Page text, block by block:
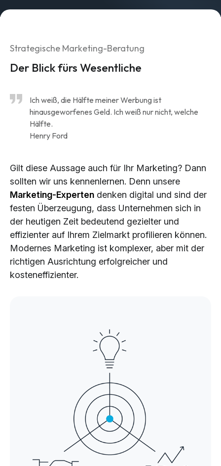
Marketing
Search-Marketing (SEO/GEO)
Online Werbung (SEA/SMA)
Social Media Marketing (SMM)
Applications
Web-Applikationen
CMS - Content Management System
Cloud Services
KI-Lösungen
Strategische Marketing-Beratung
Der Blick fürs Wesentliche
Ich weiß, die Hälfte meiner Werbung ist
hinausgeworfenes Geld. Ich weiß nur nicht, welche
Hälfte.
Henry Ford
Gilt diese Aussage auch für Ihr Marketing? Dann
sollten wir uns kennenlernen. Denn unsere
Marketing-Experten denken digital und sind der
festen Überzeugung, dass Unternehmen sich in
der heutigen Zeit bedeutend gezielter und
effizienter auf Ihrem Zielmarkt profilieren können.
Modernes Marketing ist komplexer, aber mit der
richtigen Ausrichtung erfolgreicher und
kosteneffizienter.